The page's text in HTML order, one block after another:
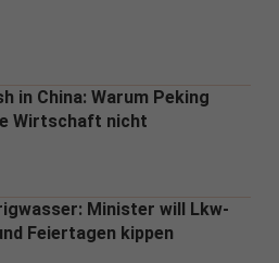
in China: Warum Peking
Wirtschaft nicht
Minister will Lkw-
Feiertagen kippen